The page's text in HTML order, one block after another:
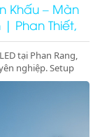
Khấu – Màn
| Phan Thiết,
tại Phan Rang,
nghiệp. Setup
công nhanh –